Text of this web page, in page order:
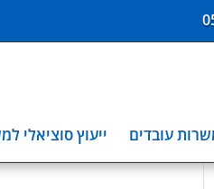
עובדים ייעוץ סוציאלי